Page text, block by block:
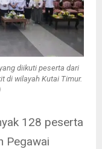
diikuti peserta dari
di wilayah Kutai Timur.
128 peserta
Pegawai